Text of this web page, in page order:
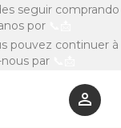
seguir comprando
por
pouvez continuer à
par
